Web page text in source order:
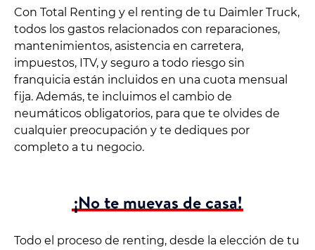
Con Total Renting y el renting de tu Daimler Truck,
todos los gastos relacionados con reparaciones,
mantenimientos, asistencia en carretera,
impuestos, ITV, y seguro a todo riesgo sin
franquicia están incluidos en una cuota mensual
fija. Además, te incluimos el cambio de
neumáticos obligatorios, para que te olvides de
cualquier preocupación y te dediques por
completo a tu negocio.
¡No te muevas de casa!
Todo el proceso de renting, desde la elección de tu